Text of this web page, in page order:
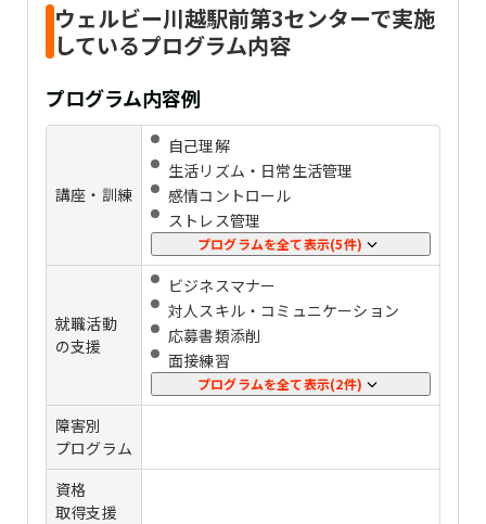
ウェルビー川越駅前第3センターで実施
しているプログラム内容
プログラム内容例
講座・訓練
自己理解
生活リズム・日常生活管理
感情コントロール
ストレス管理
パソコンの基礎スキル
事務スキル
SST（対人関係や社会生活に必要なス
キルを身に付ける訓練）
認知行動療法
他者理解
プログラムを全て表示(5件)
就職活動
の支援
ビジネスマナー
対人スキル・コミュニケーション
応募書類添削
⾯接練習
定着支援
企業実習
プログラムを全て表示(2件)
障害別
プログラム
資格
取得支援